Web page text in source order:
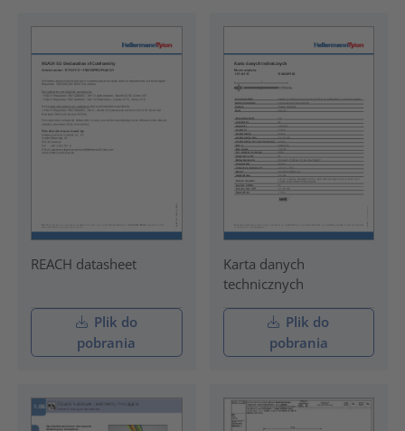
REACH datasheet
Plik do
pobrania
Karta danych
technicznych
Plik do
pobrania